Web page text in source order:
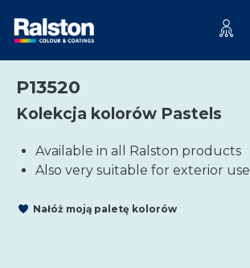
P13520
Kolekcja kolorów Pastels
Available in all Ralston products
Also very suitable for exterior use
Nałóż moją paletę kolorów